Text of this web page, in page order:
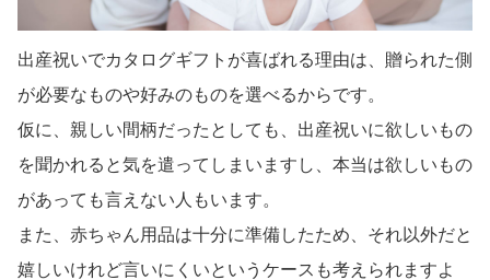
出産祝いでカタログギフトが喜ばれる理由は、贈られた側
が必要なものや好みのものを選べるからです。
仮に、親しい間柄だったとしても、出産祝いに欲しいもの
を聞かれると気を遣ってしまいますし、本当は欲しいもの
があっても言えない人もいます。
また、赤ちゃん用品は十分に準備したため、それ以外だと
嬉しいけれど言いにくいというケースも考えられますよ